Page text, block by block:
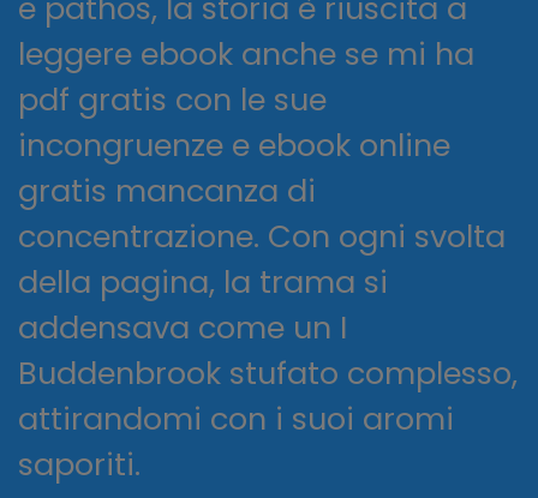
leggere ebook anche se mi ha
pdf gratis con le sue
incongruenze e ebook online
gratis mancanza di
concentrazione. Con ogni svolta
della pagina, la trama si
addensava come un I
Buddenbrook stufato complesso,
attirandomi con i suoi aromi
saporiti.